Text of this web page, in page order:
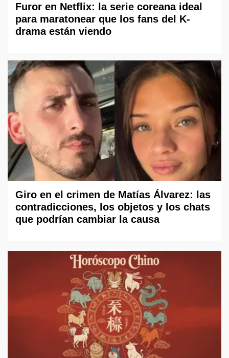
Furor en Netflix: la serie coreana ideal
para maratonear que los fans del K-
drama están viendo
Giro en el crimen de Matías Álvarez: las
contradicciones, los objetos y los chats
que podrían cambiar la causa